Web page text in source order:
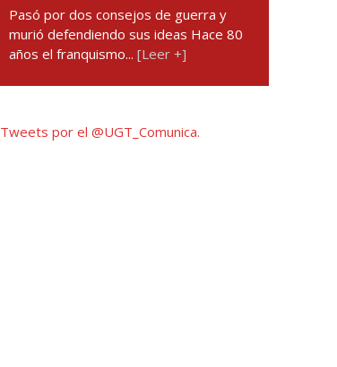
Pasó por dos consejos de guerra y
murió defendiendo sus ideas Hace 80
años el franquismo...[Leer +]
Tweets por el @UGT_Comunica.